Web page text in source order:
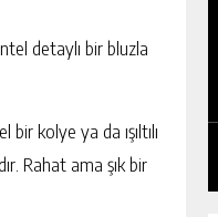
detaylı bir bluzla
kolye ya da ışıltılı
Rahat ama şık bir